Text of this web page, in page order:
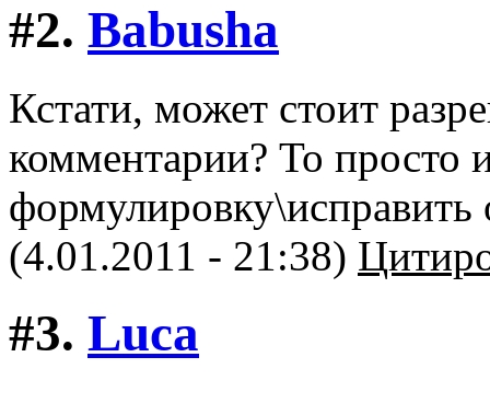
#2. Babusha
Кстати, может стоит
комментарии? То просто
(4.01.2011 - 21:38)
#3. Luca